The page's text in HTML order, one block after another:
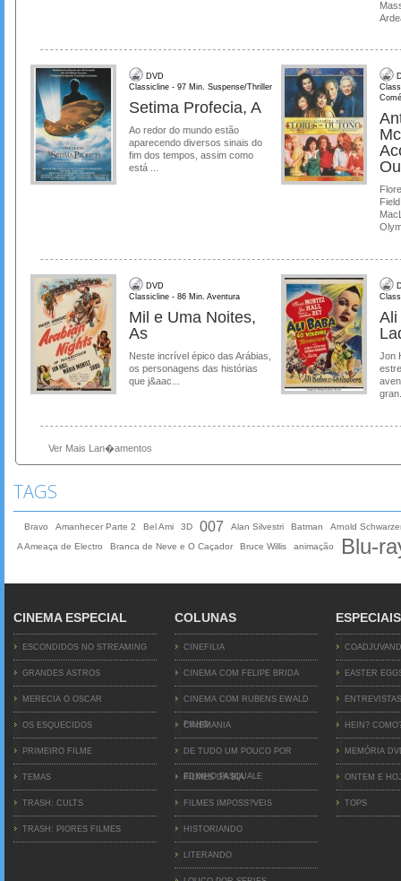
DVD
Classicline - 97 Min. Suspense/Thriller
Setima Profecia, A
Ao redor do mundo estão
aparecendo diversos sinais do
fim dos tempos, assim como
está ...
DVD
Classicline - 86 Min. Aventura
Mil e Uma Noites,
As
Neste incrível épico das Arábias,
os personagens das histórias
que j&aac...
Ali
Jon
Ver Mais Lan�amentos
TAGS
Bravo Amanhecer Parte 2 Bel Ami 3D 007 Alan Silvestri Batman
Arnold
A Ameaça de Electro
Branca de Neve e O Caçador Bruce Willis animação Blu-
CINEMA ESPECIAL
ESCONDIDOS NO STREAMING
GRANDES ASTROS
MERECIA O OSCAR
OS ESQUECIDOS
PRIMEIRO FILME
TEMAS
TRASH: CULTS
TRASH: PIORES FILMES
COLUNAS
CINEFILIA
CINEMA COM FELIPE BRIDA
CINEMA COM RUBENS EWALD
FILHO
CINEMANIA
DE TUDO UM POUCO POR
EDINHO PASQUALE
FILMES DA BIA
FILMES IMPOSS?VEIS
HISTORIANDO
LITERANDO
ESPECIAIS
EASTER
ENTREVISTAS
HEIN?
MEMÓRIA
ONTEM E
TOPS